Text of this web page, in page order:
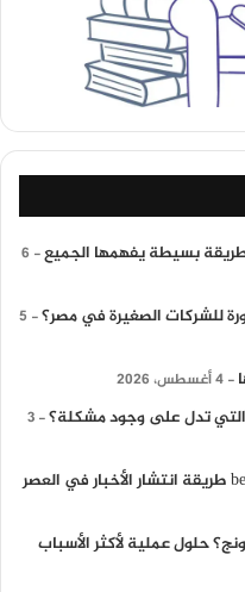
بسيطة يفهمها الجميع
6
للشركات الصغيرة في مصر؟
5
4 أغسطس، 2026
التي تدل على وجود مشكلة؟ 3
كيف غيّرت best digital marketing agency طريقة انتشار الأخبار في العصر
حلول عملية لأكثر الأسباب